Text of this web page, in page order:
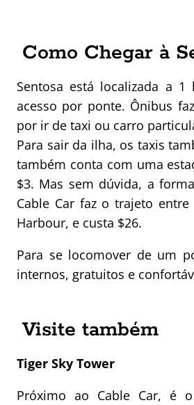
Como Chegar à
Sentosa está localizada a
acesso por ponte. Ônibus
por ir de taxi ou carro
Para sair da ilha, os taxis
também conta com uma
$3. Mas sem dúvida, a
Cable Car faz o trajeto
Harbour, e custa $26.
Para se locomover de um
internos, gratuitos e
Visite também
Tiger Sky Tower
Próximo ao Cable Car, é